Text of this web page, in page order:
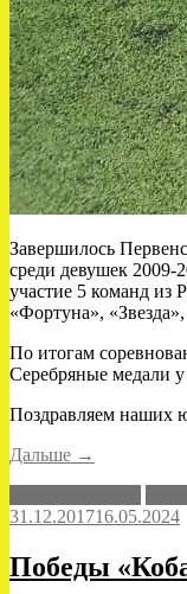
Завершилось
среди девушек 2009-
участие 5 команд из
«Фортуна»,
По итогам
Серебряные медали
Поздравляем наших
Дальше ««Кобарт-
победитель
→
31.12.201716.05.2024
Победы